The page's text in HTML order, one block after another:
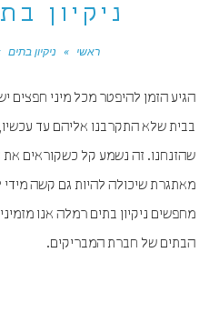
ניקיון
ראשי » ניקיון בתים
הגיע הזמן להיפטר מכל מיני חפצים
בבית שלא התקרבנו אליהם עד עכשיו,
שהזנחנו. זה נשמע קל כשקוראים
מאתגרת שיכולה להיות גם קשה
מחפשים ניקיון בתים רמלה אנו
הבתים של חברת המבריקים.